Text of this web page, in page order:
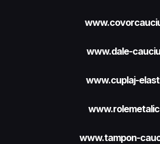
www.dale-
www.cuplaj-
www.tampon-